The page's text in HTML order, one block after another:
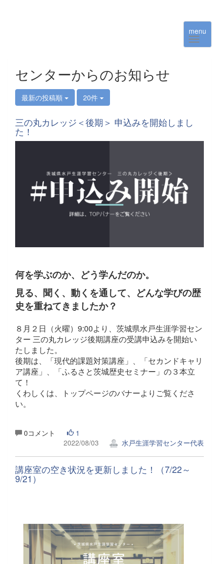
menu
センターからのお知らせ
最新の投稿順 20件
三の丸カレッジ＜後期＞ 申込みを開始しまし
た！
何を学ぶのか、どう学んだのか。
見る、聞く、動くを通して、どんな学びの歴
史を重ねてきましたか？
８月２日（火曜）9:00より、茨城県水戸生涯学習セン
ター 三の丸カレッジ後期講座の受講申込みを開始い
たしました。
後期は、「現代的課題対策講座」、「セカンドキャリ
ア講座」、「ふるさと茨城歴史セミナー」の３本立
て！
くわしくは、トップページのバナーよりご覧くださ
い。
0コメント
1
2022/08/03
水戸生涯学習センター代表
講座室の空き状況を更新しました！（7/22～
9/21）